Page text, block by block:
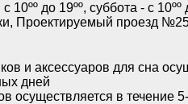
до 19ºº, суббота - с 10ºº
Проектируемый проезд
и аксессуаров для сна
дней
осуществляется в течение